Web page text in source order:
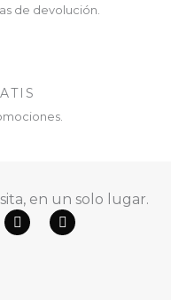
de devolución.
en un solo lugar.
T
i
I
n